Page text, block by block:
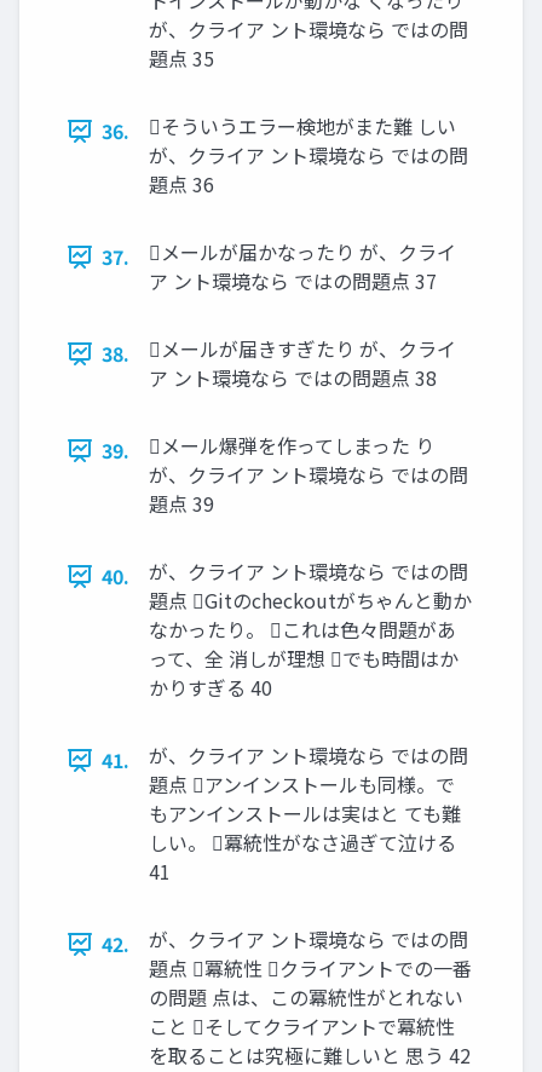
が、クライア ント環境なら ではの問
題点 35
36.
そういうエラー検地がまた難 しい
が、クライア ント環境なら ではの問
題点 36
37.
メールが届かなったり が、クライ
ア ント環境なら ではの問題点 37
38.
メールが届きすぎたり が、クライ
ア ント環境なら ではの問題点 38
39.
メール爆弾を作ってしまった り
が、クライア ント環境なら ではの問
題点 39
40.
が、クライア ント環境なら ではの問
題点 Gitのcheckoutがちゃんと動か
なかったり。 これは色々問題があ
って、全 消しが理想 でも時間はか
かりすぎる 40
41.
が、クライア ント環境なら ではの問
題点 アンインストールも同様。で
もアンインストールは実はと ても難
しい。 冪統性がなさ過ぎて泣ける
41
42.
が、クライア ント環境なら ではの問
題点 冪統性 クライアントでの一番
の問題 点は、この冪統性がとれない
こと そしてクライアントで冪統性
を取ることは究極に難しいと 思う 42